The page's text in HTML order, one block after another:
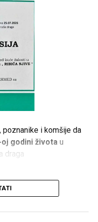
poznanike i komšije da
oj godini života u
draga
god. u 17:30